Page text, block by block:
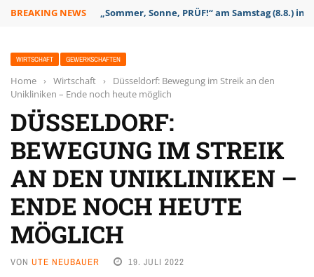
BREAKING NEWS „Sommer, Sonne, PRÜF!“ am Samstag (8.8.) in
WIRTSCHAFT GEWERKSCHAFTEN
Home › Wirtschaft ›
Düsseldorf: Bewegung im Streik an den
Unikliniken – Ende noch heute möglich
DÜSSELDORF:
BEWEGUNG IM STREIK
AN DEN UNIKLINIKEN –
ENDE NOCH HEUTE
MÖGLICH
VON UTE NEUBAUER 19. JULI 2022